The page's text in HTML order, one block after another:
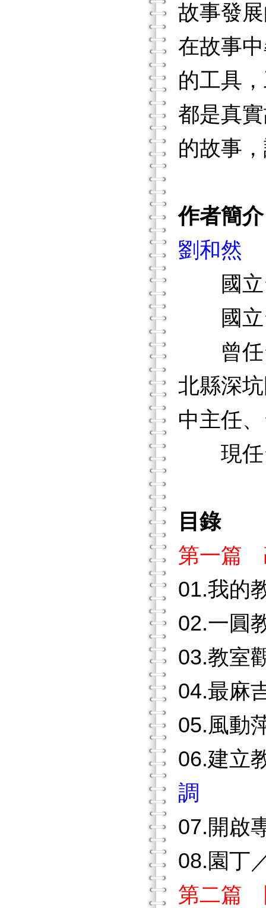
故事發
在故事
的工具
都是真
的故事
作者簡介
劉和然
國立
國立
曾任台
北縣深
中主任
現任
目錄
第一篇
01.我的
02.一圓
03.教室
04.最麻
05.風動
06.建立
調
07.開啟
08.園丁
第二篇